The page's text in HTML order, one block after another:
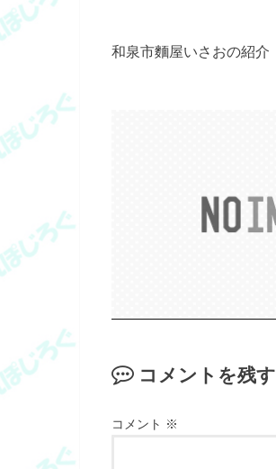
和泉市麵屋いさおの紹介
コメントを残す
コメント ※